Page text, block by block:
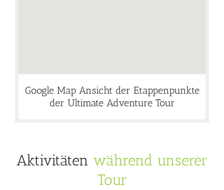
Google Map Ansicht der Etappenpunkte
der Ultimate Adventure Tour
Aktivitäten während unserer
Tour